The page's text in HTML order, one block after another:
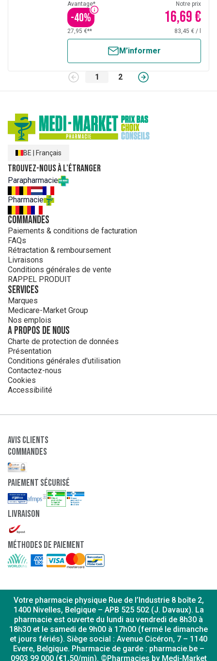
Avantage*
-40%
Notre prix
16,69 €
27,95 €** 83,45 € /
M’informer
1 2
BE Français
Trouvez-nous à l'étranger
Parapharmacie
Pharmacie
Commandes
Paiements & conditions de facturation
FAQs
Rétractation & remboursement
Livraisons
Conditions générales de vente
RAPPEL PRODUIT
Services
Marques
Medicare-Market Group
Nos emplois
A propos de nous
Charte de protection de données
Présentation
Conditions générales d'utilisation
Contactez-nous
Cookies
Accessibilité
Avis clients
Commandes
paiement sécurisé
Livraison
Méthodes de paiement
Votre pharmacie physique Rue de l’Industrie 8 boîte 2,
1400 Nivelles, Belgique – APB 525 502 (J. Davaux). La
pharmacie est ouverte du lundi au vendredi de 8h30 à
18h30 et le samedi de 9h00 à 17h00 (fermé le dimanche
et jours fériés). Siège social : Avenue Cicéron, 7 – 1140
Evere, Belgique. Pharmacie de garde : pharmacie.be –
0903 99 000 (€1,50/min). ©Pharmacies by Medi-Market